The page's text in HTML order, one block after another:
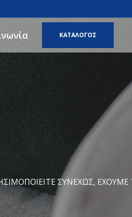
ΚΑΤΑΛΟΓΟΣ
ΣΥΝΕΧΏΣ, ΈΧΟΥΜΕ